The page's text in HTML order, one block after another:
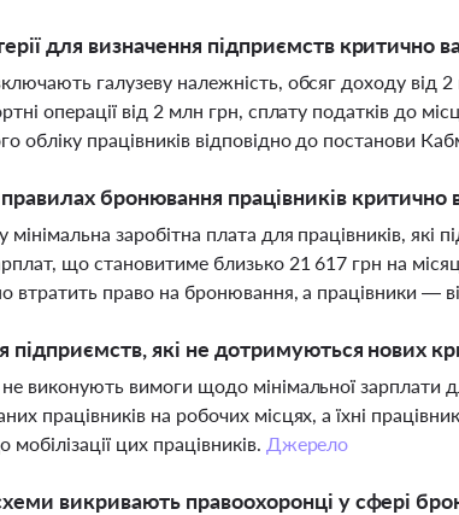
для визначення підприємств критично
галузеву належність, обсяг доходу від
операції від 2 млн грн, сплату податків до
обліку працівників відповідно до постанови
бронювання працівників
мінімальна заробітна плата для працівників,
що становитиме близько 21 617 грн на
втратить право на бронювання, а працівники —
підприємств, які не дотримуються нових
не виконують вимоги щодо мінімальної
працівників на робочих місцях, а їхні
цих працівників. Джерело
викривають правоохоронці у сфері